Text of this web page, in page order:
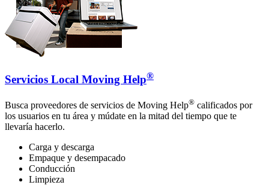
Servicios Local Moving Help®
Busca proveedores de servicios de Moving Help® calificados por
los usuarios en tu área y múdate en la mitad del tiempo que te
llevaría hacerlo.
Carga y descarga
Empaque y desempacado
Conducción
Limpieza